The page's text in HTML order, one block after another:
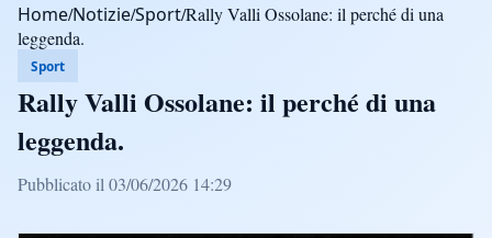
Home/Notizie/Sport/Rally Valli Ossolane: il perché di una
leggenda.
Sport
Rally Valli Ossolane: il perché di una
leggenda.
Pubblicato il 03/06/2026 14:29